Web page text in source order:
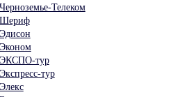
Черноземье-Телеком
Шериф
Эдисон
Эконом
ЭКСПО-тур
Экспресс-тур
Элекс